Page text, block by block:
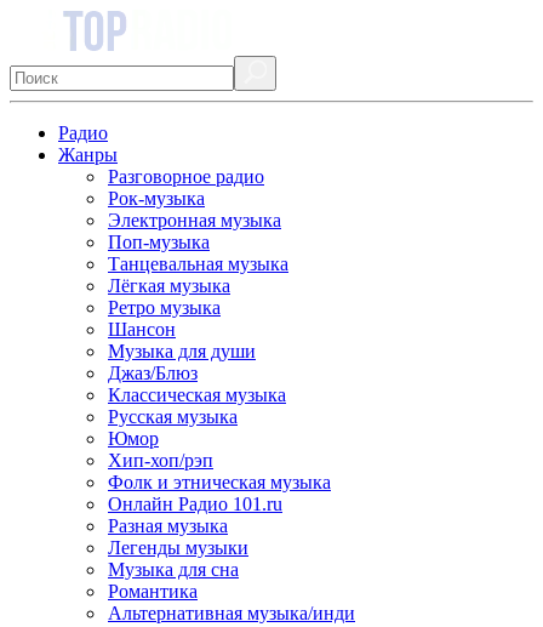
Радио
Жанры
Разговорное радио
Рок-музыка
Электронная музыка
Поп-музыка
Танцевальная музыка
Лёгкая музыка
Ретро музыка
Шансон
Музыка для души
Джаз/Блюз
Классическая музыка
Русская музыка
Юмор
Хип-хоп/рэп
Фолк и этническая музыка
Онлайн Радио 101.ru
Разная музыка
Легенды музыки
Музыка для сна
Романтика
Альтернативная музыка/инди